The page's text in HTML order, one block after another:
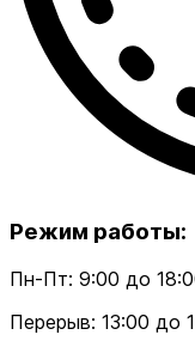
Режим работы:
Пн-Пт: 9:00 до
Перерыв: 13:00 до